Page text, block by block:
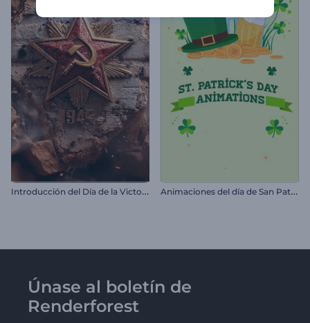
I
ntroducción del Día de la Victoria – 9 de Mayo A
nimaciones del día de San Patricio
Únase al boletín de
Renderforest